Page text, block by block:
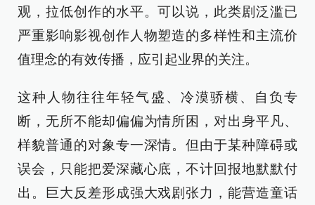
观，拉低创作的水平。可以说，此类剧泛滥已
严重影响影视创作人物塑造的多样性和主流价
值理念的有效传播，应引起业界的关注。
这种人物往往年轻气盛、冷漠骄横、自负专
断，无所不能却偏偏为情所困，对出身平凡、
样貌普通的对象专一深情。但由于某种障碍或
误会，只能把爱深藏心底，不计回报地默默付
出。巨大反差形成强大戏剧张力，能营造童话